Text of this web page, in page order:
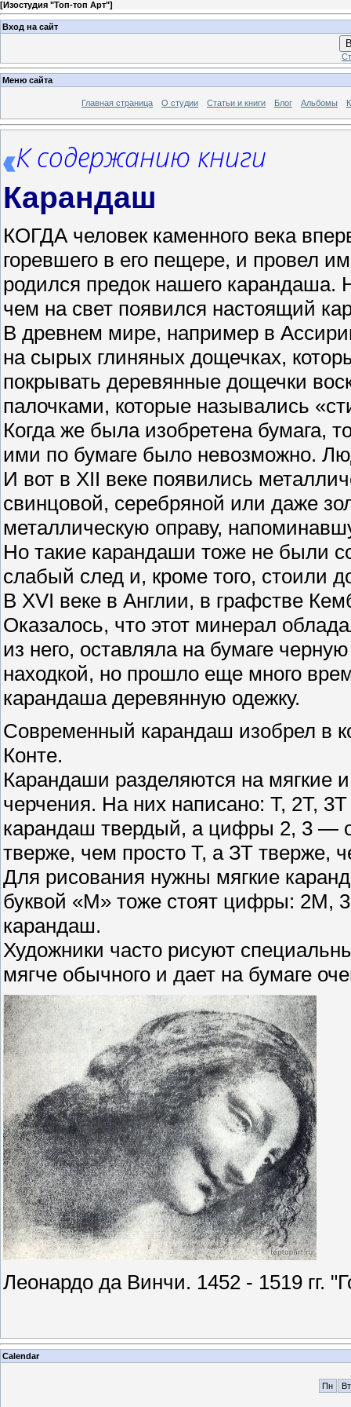
[Изостудия "Топ-топ Арт"]
Вход на сайт
Меню сайта
Главная страница О студии Статьи и книги Блог Альбомы
К содержанию книги
Карандаш
КОГДА человек каменного века
горевшего в его пещере, и провел
родился предок нашего
чем на свет появился настоящий
В древнем мире, например в
на сырых глиняных дощечках,
покрывать деревянные дощечки
палочками, которые назывались
Когда же была изобретена бумага,
ими по бумаге было невозможно.
И вот в XII веке появились
свинцовой, серебряной или даже
металлическую оправу,
Но такие карандаши тоже не были
слабый след и, кроме того, стоили
В XVI веке в Англии, в графстве
Оказалось, что этот минерал
из него, оставляла на бумаге
находкой, но прошло еще много
карандаша деревянную одежку.
Современный карандаш изобрел в
Конте.
Карандаши разделяются на мягкие
черчения. На них написано: Т, 2Т,
карандаш твердый, а цифры 2, 3 —
тверже, чем просто Т, а ЗТ тверже,
Для рисования нужны мягкие
буквой «М» тоже стоят цифры:
карандаш.
Художники часто рисуют
мягче обычного и дает на бумаге
Леонардо да Винчи. 1452 - 1519 гг.
Calendar
Пн
Вт